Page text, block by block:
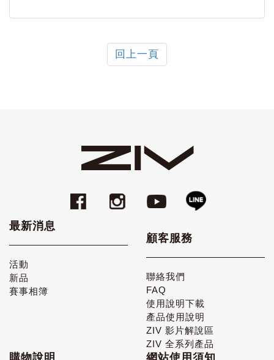
回上一頁
最新消息
活動
新品
賽事相簿
顧客服務
聯絡我們
FAQ
使用說明下載
產品使用說明
ZIV 影片解說區
ZIV 全系列產品